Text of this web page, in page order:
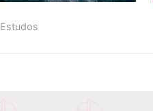
Estudos